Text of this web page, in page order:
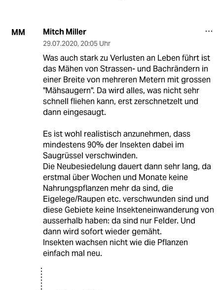
MM Mitch Miller
29.07.2020, 20:05 Uhr
Was auch stark zu Verlusten an Leben führt ist
das Mähen von Strassen- und Bachrändern in
einer Breite von mehreren Metern mit grossen
"Mähsaugern". Da wird alles, was nicht sehr
schnell fliehen kann, erst zerschnetzelt und
dann eingesaugt.
Es ist wohl realistisch anzunehmen, dass
mindestens 90% der Insekten dabei im
Saugrüssel verschwinden.
Die Neubesiedelung dauert dann sehr lang, da
erstmal über Wochen und Monate keine
Nahrungspflanzen mehr da sind, die
Eigelege/Raupen etc. verschwunden sind und
diese Gebiete keine Insekteneinwanderung von
ausserhalb haben: da sind nur Felder. Und
dann wird sofort wieder gemäht.
Insekten wachsen nicht wie die Pflanzen
einfach mal neu.